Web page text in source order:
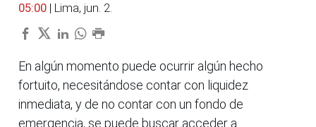
05:00 | Lima, jun. 2.
En algún momento puede ocurrir algún hecho
fortuito, necesitándose contar con liquidez
inmediata, y de no contar con un fondo de
emergencia, se puede buscar acceder a